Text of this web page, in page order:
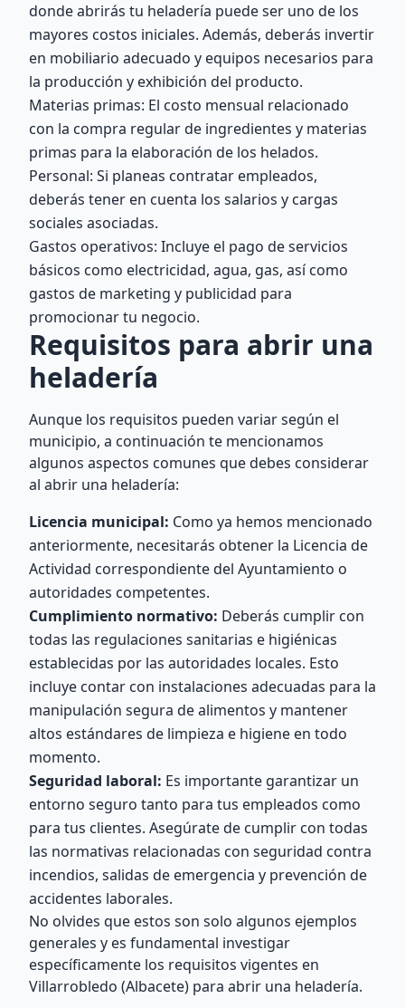
donde abrirás tu heladería puede ser uno de los
mayores costos iniciales. Además, deberás invertir
en mobiliario adecuado y equipos necesarios para
la producción y exhibición del producto.
Materias primas: El costo mensual relacionado
con la compra regular de ingredientes y materias
primas para la elaboración de los helados.
Personal: Si planeas contratar empleados,
deberás tener en cuenta los salarios y cargas
sociales asociadas.
Gastos operativos: Incluye el pago de servicios
básicos como electricidad, agua, gas, así como
gastos de marketing y publicidad para
promocionar tu negocio.
Requisitos para abrir una
heladería
Aunque los requisitos pueden variar según el
municipio, a continuación te mencionamos
algunos aspectos comunes que debes considerar
al abrir una heladería:
Licencia municipal: Como ya hemos mencionado
anteriormente, necesitarás obtener la Licencia de
Actividad correspondiente del Ayuntamiento o
autoridades competentes.
Cumplimiento normativo: Deberás cumplir con
todas las regulaciones sanitarias e higiénicas
establecidas por las autoridades locales. Esto
incluye contar con instalaciones adecuadas para la
manipulación segura de alimentos y mantener
altos estándares de limpieza e higiene en todo
momento.
Seguridad laboral: Es importante garantizar un
entorno seguro tanto para tus empleados como
para tus clientes. Asegúrate de cumplir con todas
las normativas relacionadas con seguridad contra
incendios, salidas de emergencia y prevención de
accidentes laborales.
No olvides que estos son solo algunos ejemplos
generales y es fundamental investigar
específicamente los requisitos vigentes en
Villarrobledo (Albacete) para abrir una heladería.